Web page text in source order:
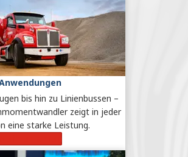
bis hin zu Linienbussen –
zeigt in jeder
eine starke Leistung.